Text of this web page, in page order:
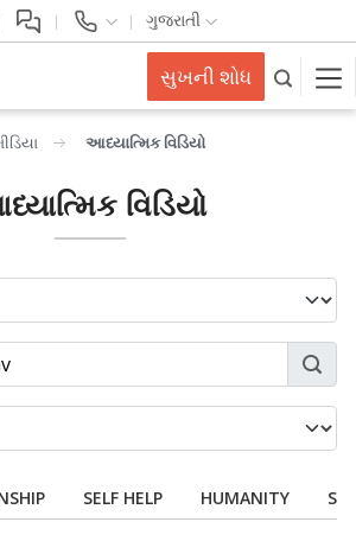
ગુજરાતી
સુખની શોધ
આધ્યાત્મિક વિડિયો
વિડિયો
SELF HELP HUMANITY